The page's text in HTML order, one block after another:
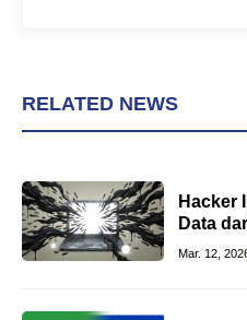
RELATED NEWS
Hacker
Data
Mar. 12,